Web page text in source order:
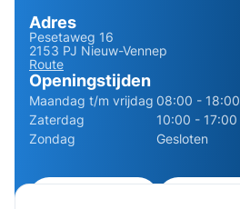
Adres
Pesetaweg 16
2153 PJ Nieuw-Vennep
Route
Openingstijden
Maandag t/m vrijdag 08:00 - 18:00
Zaterdag
10:00 - 17:00
Zondag
Gesloten